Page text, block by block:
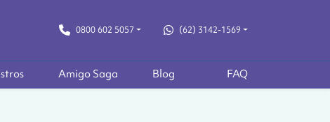
0800 602 5057 (62) 3142-1569
Amigo Saga Blog FAQ